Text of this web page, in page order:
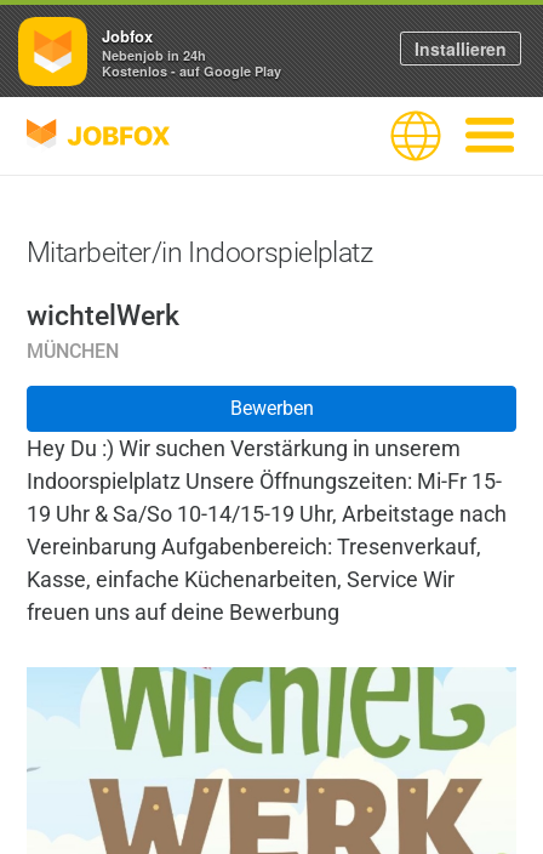
JOBFOX Sprache
Mitarbeiter/in Indoorspielplatz
wichtelWerk
MÜNCHEN
Bewerben
Hey Du :) Wir suchen Verstärkung in unserem
Indoorspielplatz Unsere Öffnungszeiten: Mi-Fr 15-
19 Uhr & Sa/So 10-14/15-19 Uhr, Arbeitstage nach
Vereinbarung Aufgabenbereich: Tresenverkauf,
Kasse, einfache Küchenarbeiten, Service Wir
freuen uns auf deine Bewerbung
Jobfox
Nebenjob in 24h
Kostenlos - auf Google Play
Installieren